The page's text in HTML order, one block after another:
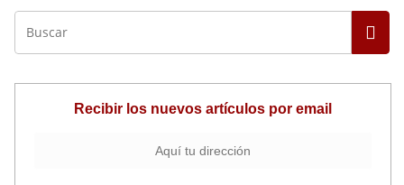
Recibir los nuevos artículos por email